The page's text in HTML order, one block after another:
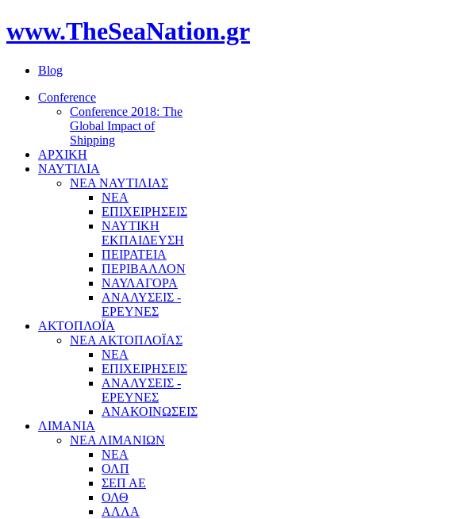
www.TheSeaNation.gr
Blog
Conference
Conference 2018: The
Global Impact of
Shipping
ΑΡΧΙΚΗ
ΝΑΥΤΙΛΙΑ
ΝΕΑ ΝΑΥΤΙΛΙΑΣ
ΝΕΑ
ΕΠΙΧΕΙΡΗΣΕΙΣ
ΝΑΥΤΙΚΗ
ΕΚΠΑΙΔΕΥΣΗ
ΠΕΙΡΑΤΕΙΑ
ΠΕΡΙΒΑΛΛΟΝ
ΝΑΥΛΑΓΟΡΑ
ΑΝΑΛΥΣΕΙΣ -
ΕΡΕΥΝΕΣ
ΑΚΤΟΠΛΟΪΑ
ΝΕΑ ΑΚΤΟΠΛΟΪΑΣ
ΝΕΑ
ΕΠΙΧΕΙΡΗΣΕΙΣ
ΑΝΑΛΥΣΕΙΣ -
ΕΡΕΥΝΕΣ
ΑΝΑΚΟΙΝΩΣΕΙΣ
ΛΙΜΑΝΙΑ
ΝΕΑ ΛΙΜΑΝΙΩΝ
ΝΕΑ
ΟΛΠ
ΣΕΠ ΑΕ
ΟΛΘ
ΑΛΛΑ